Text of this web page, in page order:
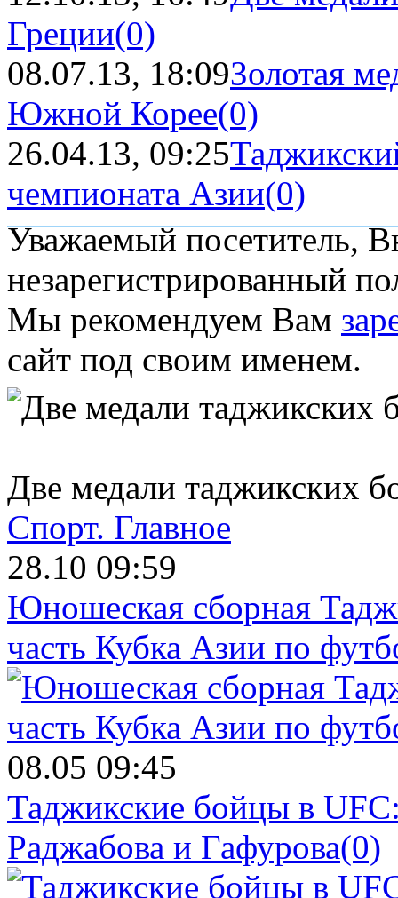
Греции(0)
08.07.13, 18:09Золотая
Южной Корее(0)
26.04.13, 09:25
чемпионата Азии(0)
Уважаемый посетитель,
незарегистрированный
Мы рекомендуем Вам
сайт под своим именем.
Две медали таджикских
Спорт. Главное
28.10 09:59
Юношеская сборная
часть Кубка Азии по
08.05 09:45
Таджикские бойцы в
Раджабова и Гафурова(0)